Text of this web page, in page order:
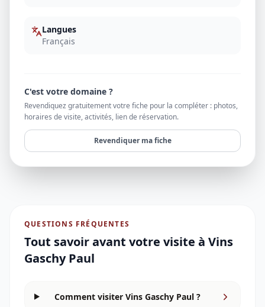
Langues
Français
C'est votre domaine ?
Revendiquez gratuitement votre fiche pour la compléter : photos,
horaires de visite, activités, lien de réservation.
Revendiquer ma fiche
QUESTIONS FRÉQUENTES
Tout savoir avant votre visite à Vins
Gaschy Paul
Comment visiter Vins Gaschy Paul ?